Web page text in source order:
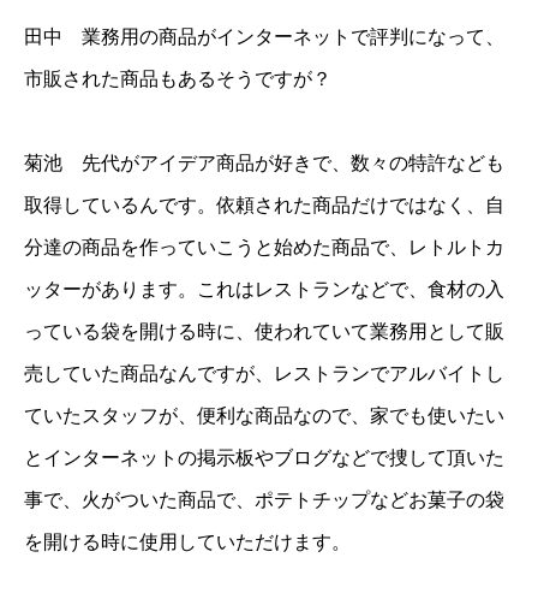
田中 業務用の商品がインターネットで評判になって、
市販された商品もあるそうですが？
菊池 先代がアイデア商品が好きで、数々の特許なども
取得しているんです。依頼された商品だけではなく、自
分達の商品を作っていこうと始めた商品で、レトルトカ
ッターがあります。これはレストランなどで、食材の入
っている袋を開ける時に、使われていて業務用として販
売していた商品なんですが、レストランでアルバイトし
ていたスタッフが、便利な商品なので、家でも使いたい
とインターネットの掲示板やブログなどで捜して頂いた
事で、火がついた商品で、ポテトチップなどお菓子の袋
を開ける時に使用していただけます。